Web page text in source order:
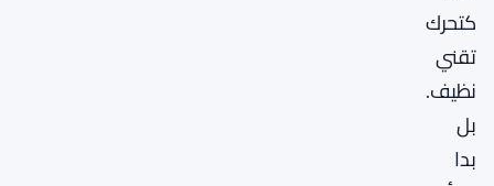
كتحرك
تقني
نظيف.
بل
بدا